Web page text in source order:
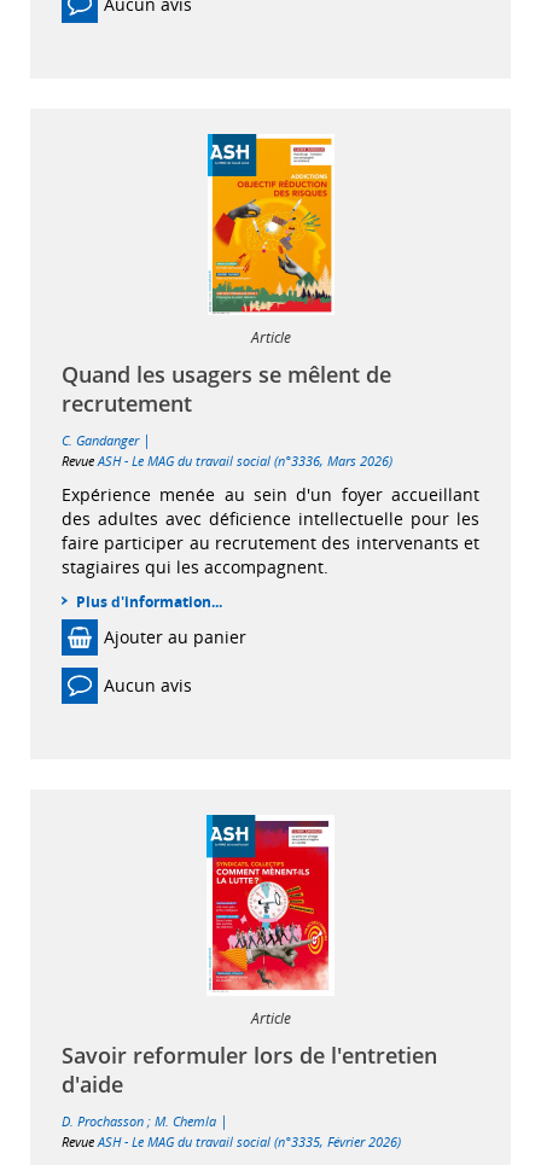
Article
Quand les usagers se mêlent de
recrutement
C. Gandanger |
Revue ASH - Le MAG du travail social (n°3336, Mars 2026)
Expérience menée au sein d'un foyer accueillant
des adultes avec déficience intellectuelle pour les
faire participer au recrutement des intervenants et
stagiaires qui les accompagnent.
Plus d'information...
Ajouter au panier
Aucun avis
Article
Savoir reformuler lors de l'entretien
d'aide
D. Prochasson ; M. Chemla |
Revue ASH - Le MAG du travail social (n°3335, Février 2026)